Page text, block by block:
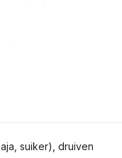
suiker), druiven